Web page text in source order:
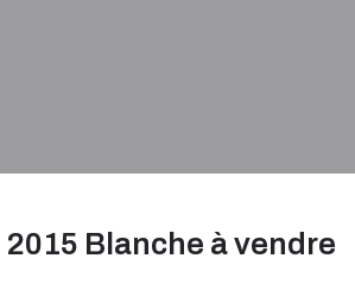
2015 Blanche à vendre